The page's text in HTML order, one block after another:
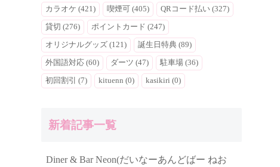
カラオケ (421) 喫煙可 (405) QRコード払い (327)
貸切 (276) ポイントカード (247)
オリジナルグッズ (121) 誕生日特典 (89)
外国語対応 (60) ダーツ (47) 駐車場 (36)
初回割引 (7) kituenn (0) kasikiri (0)
新着記事一覧
Diner & Bar Neon(だいなーあんどばー ねお